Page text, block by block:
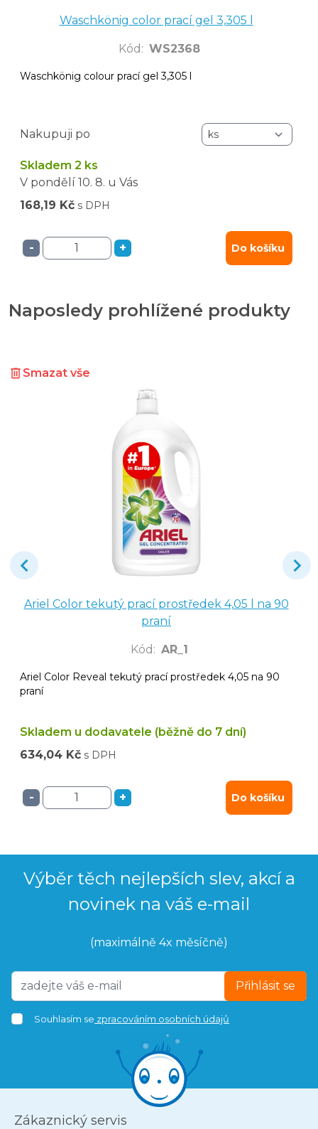
Waschkönig color prací gel 3,305 l
Kód : WS2368
Waschkönig colour prací gel 3,305 l
Nakupuji po
Skladem 2 ks
V pondělí 10. 8. u Vás
168,19 Kč s DPH
- + Do košíku
Naposledy prohlížené produkty
Smazat vše
Ariel Color tekutý prací prostředek 4,05 l na 90
praní
Kód : AR_1
Ariel Color Reveal tekutý prací prostředek 4,05 na 90
praní
Skladem u dodavatele (běžně do 7 dní)
634,04 Kč s DPH
- + Do košíku
Výběr těch nejlepších slev, akcí a
novinek na váš e-mail
(maximálně 4x měsíčně)
Přihlásit se
Souhlasím se zpracováním osobních údajů
Zákaznický servis